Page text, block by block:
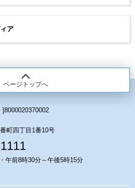
ア
ページトップへ
]8000020370002
町四丁目1番10号
午前8時30分～午後5時15分